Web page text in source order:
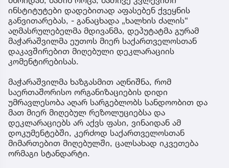
ინსტიტუტები დადებითად აფასებენ ქვეყნის
განვითარებას, - განაცხადა „ხალხის ძალის“
აღმასრულებელმა მდივანმა, დეპუტატმა გურამ
მაჭარაშვილმა ეუთოს მიერ საქართველოსთან
დაკავშირებით მიღებული დეკლარაციის
კომენტირებისას.
მაჭარაშვილმა ხაზგასმით აღნიშნა, რომ
საერთაშორისო ორგანიზაციების დიდი
უმრავლესობა აღარ სარგებლობს სანდოობით და
მათ მიერ მიღებულ რეზოლუციებსა და
დეკლარაციებს არ აქვს ფასი, ვინაიდან ამ
დოკუმენტებში, კერძოდ საქართველოსთან
მიმართებით მიღებულში, ცალსახად იკვეთება
ორმაგი სტანდარტი.